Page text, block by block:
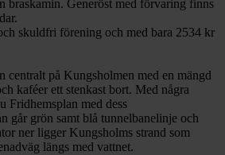
braskamin. Generöst med förvaring finns
skuldfri förening och med bara 2534 kr
centralt på Kungsholmen med en mängd
kaféer ett stenkast bort. Med några
Fridhemsplan med dess
går grön samt blå tunnelbanelinje och
ner ligger Kungsholms strand som
längs med vattnet.